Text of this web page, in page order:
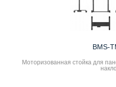
BMS-
Моторизованная стойка для